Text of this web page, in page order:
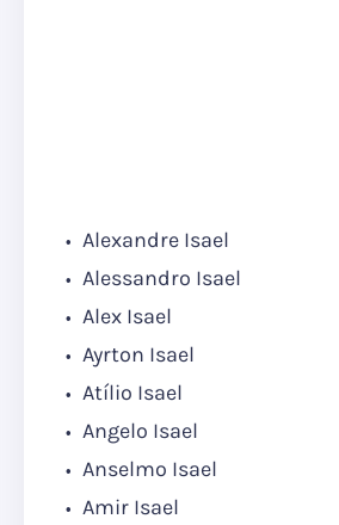
Alexandre Isael
Alessandro Isael
Alex Isael
Ayrton Isael
Atílio Isael
Angelo Isael
Anselmo Isael
Amir Isael